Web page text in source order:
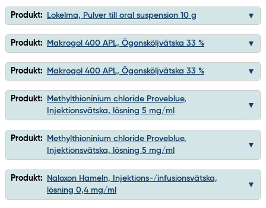
Produkt: Lokelma, Pulver till oral suspension 10 g
Produkt: Makrogol 400 APL, Ögonsköljvätska 33 %
Produkt: Makrogol 400 APL, Ögonsköljvätska 33 %
Produkt:
Methylthioninium chloride Proveblue,
Injektionsvätska, lösning 5 mg/ml
Produkt:
Methylthioninium chloride Proveblue,
Injektionsvätska, lösning 5 mg/ml
Produkt:
Naloxon Hameln, Injektions-/infusionsvätska,
lösning 0,4 mg/ml